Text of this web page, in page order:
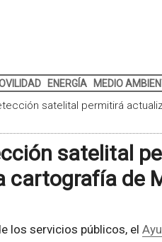
ENERGÍA MEDIO
satelital permitirá
satelital
cartografía de
los servicios públicos, el